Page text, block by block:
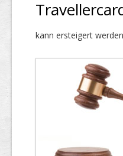
kann ersteigert werden